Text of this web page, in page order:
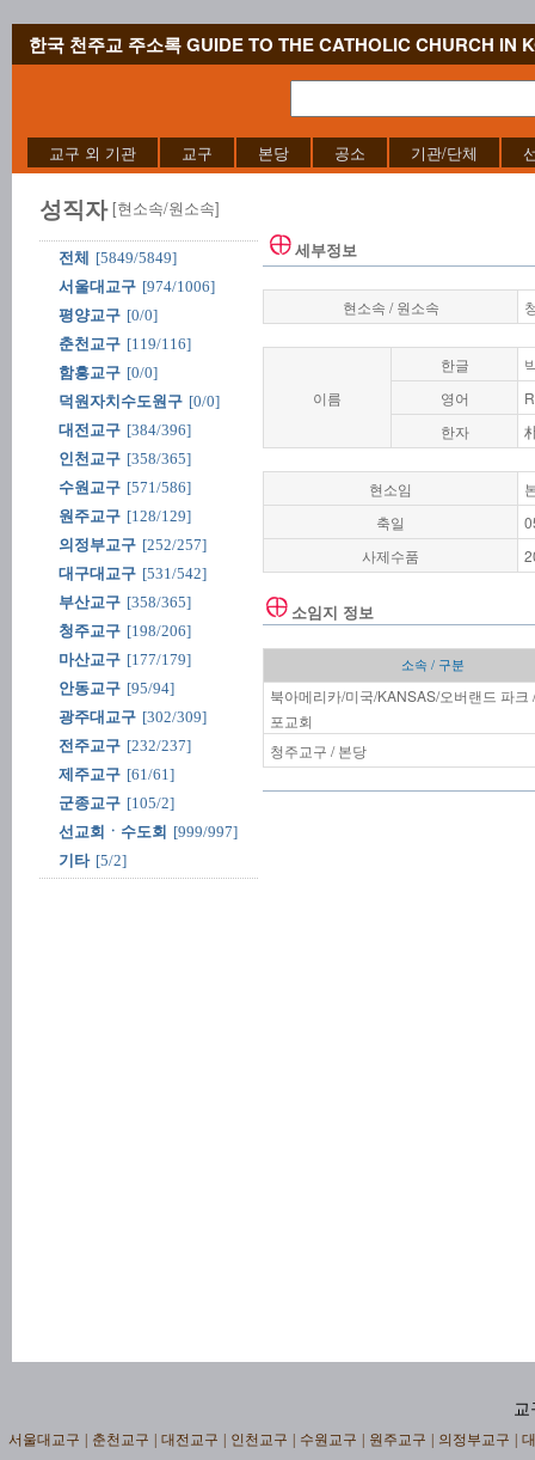
한국 천주교 주소록 GUIDE TO THE CATHOLIC CHURCH IN
교구 외 기관 교구 본당 공소 기관/단체
성직자 [현소속/원소속]
전체
[5849/5849]
서울대교구 [974/1006]
평양교구 [0/0]
춘천교구 [119/116]
함흥교구 [0/0]
덕원자치수도원구 [0/0]
대전교구 [384/396]
인천교구 [358/365]
수원교구 [571/586]
원주교구 [128/129]
의정부교구 [252/257]
대구대교구 [531/542]
부산교구 [358/365]
청주교구 [198/206]
마산교구 [177/179]
안동교구 [95/94]
광주대교구 [302/309]
전주교구 [232/237]
제주교구 [61/61]
군종교구 [105/2]
선교회ㆍ수도회 [999/997]
기타 [5/2]
세부정보
현소속 / 원소속
이름
한글
영어
한자
현소임
축일
사제수품
소임지 정보
소속 / 구분
북아메리카/미국/KANSAS/오버랜드 파크
포교회
청주교구 / 본당
교
서울대교구 춘천교구 대전교구 인천교구 수원교구 원주교구 의정부교구